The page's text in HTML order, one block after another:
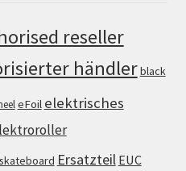
reseller
händlerblack
eFoil elektrisches
Ersatzteil EUC